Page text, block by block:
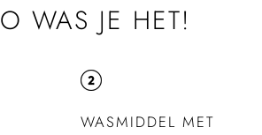
WAS JE HET!
WASMIDDEL MET